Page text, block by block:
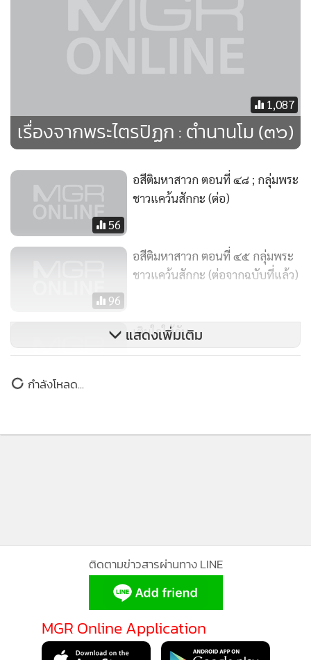
“ในแคว้นแดนนั้น เพื่อนพรหมจรรย์ยกย่องใครว่ากล่าวกถา
วัตถุ ๑๐ ประการ”
“ยกย่องพระปุณณมันตานีบุตร พระอุปัชฌาย์ของเหล่าข้า
พระองค์ พระเจ้าข้า”
ขณะนั้น พระสารีบุตรเข้าเฝ้าพระพุทธเจ้าอยู่ด้วย ได้ยิน
นีบุตรแล้ว ประสงค์จะรู้จักกับพระปุณณมันตานีบุตร จึงตั้งความ
หวังว่าท่านคงได้พบและสนทนากับพระปุณณมันตานีบุตรสักวัน
พระสารีบุตรหวังอยู่เช่นนั้น จนต่อมาพระพุทธเจ้าพาพระสาวก
เสด็จมาประทับที่วัดเชตวัน เมืองสาวัตถี ซึ่งอยู่ใกล้กับเมืองกบิล
พัสดุ์กว่าวัดเวฬุวัน พระปุณณมันตานีบุตรทราบข่าว จึงเดินทาง
มาเฝ้า พระพุทธเจ้าตรัสธรรมปฏิสันถารต้อนรับท่าน ครั้นแล้ว
พระพุทธเจ้าแล้วไปพักกลางวันอยู่ในป่าอันธวัน
มาเฝ้าพระพุทธเจ้าแล้ว ขณะนี้กำลังไปพักผ่อนอยู่ ณ โคนต้นไม้
“ไม่ใช่ ท่านผู้เจริญ”
“ผู้มีอายุ ถ้าอย่างนั้นท่านประพฤติพรหมจรรย์เพื่อให้ปัญญา
บริสุทธิ์หรือ เพื่อให้ข้ามความสงสัยได้อย่างบริสุทธิ์หรือ เพื่อให้
เกิดความรู้ความเห็นว่าอย่างใดเป็นทางไม่เป็นทางอย่างบริสุทธิ์
หรือ เพื่อให้เกิดความรู้ความเห็นในข้อปฏิบัติอย่างบริสุทธิ์หรือ
1,087
เรื่องจากพระไตรปิฏก : ตำนานโม (๓๖)
56
อสีติมหาสาวก ตอนที่ ๔๘ ; กลุ่มพระ
ชาวแคว้นสักกะ (ต่อ)
96
อสีติมหาสาวก ตอนที่ ๔๕ กลุ่มพระ
ชาวแคว้นสักกะ (ต่อจากฉบับที่แล้ว)
เติมใจให้กัน:
แสดงเพิ่มเติม
กำลังโหลด...